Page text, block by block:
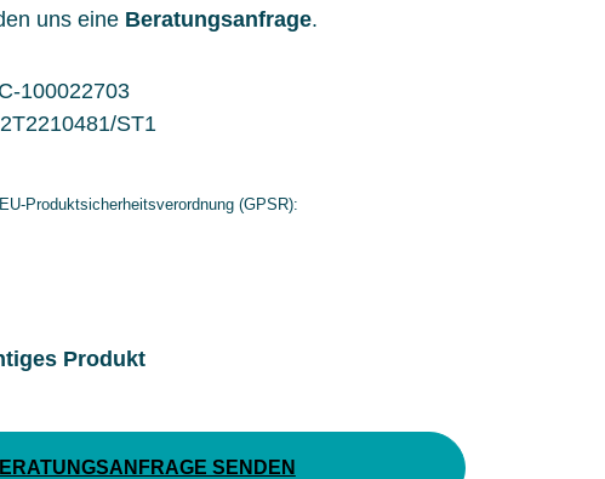
uns eine Beratungsanfrage.
100022703
2T2210481/ST1
Produktsicherheitsverordnung (GPSR):
Produkt
SENDEN